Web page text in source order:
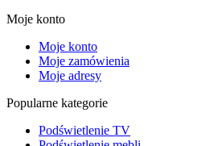
Moje konto
Moje konto
Moje zamówienia
Moje adresy
Popularne kategorie
Podświetlenie TV